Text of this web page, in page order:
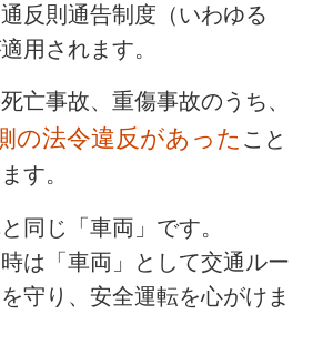
反則通告制度（いわゆる
用されます。
亡事故、重傷事故のうち、
の法令違反があった こと
す。
同じ「車両」です。
は「車両」として交通ルー
守り、安全運転を心がけま